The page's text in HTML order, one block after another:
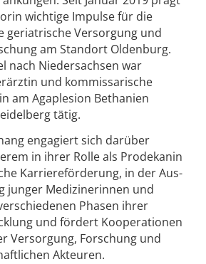
wichtige Impulse für die
geriatrische Versorgung und
am Standort Oldenburg.
nach Niedersachsen war
und kommissarische
am Agaplesion Bethanien
tätig.
engagiert sich darüber
in ihrer Rolle als Prodekanin
Karriereförderung, in der Aus-
junger Medizinerinnen und
Phasen ihrer
und fördert Kooperationen
Versorgung, Forschung und
Akteuren.